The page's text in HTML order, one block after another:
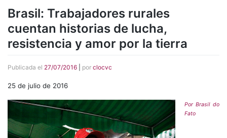
Brasil: Trabajadores rurales
cuentan historias de lucha,
resistencia y amor por la tierra
Publicada el 27/07/2016 por clocvc
25 de julio de 2016
Por Brasil do
Fato